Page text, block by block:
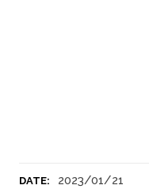
DATE: 2023/01/21